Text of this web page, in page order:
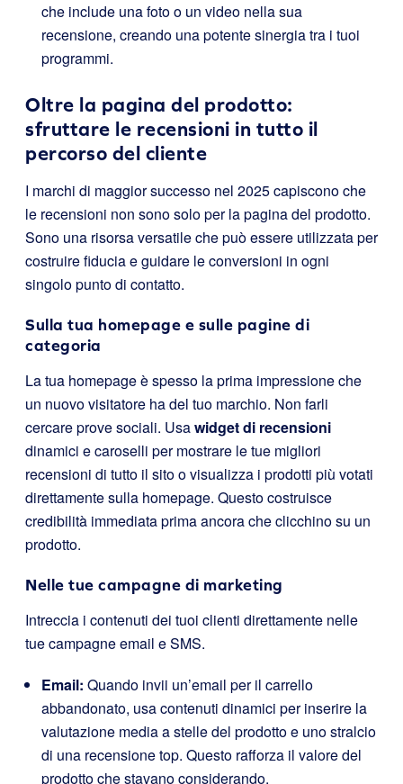
che include una foto o un video nella sua
recensione, creando una potente sinergia tra i tuoi
programmi.
Oltre la pagina del prodotto:
sfruttare le recensioni in tutto il
percorso del cliente
I marchi di maggior successo nel 2025 capiscono che
le recensioni non sono solo per la pagina del prodotto.
Sono una risorsa versatile che può essere utilizzata per
costruire fiducia e guidare le conversioni in ogni
singolo punto di contatto.
Sulla tua homepage e sulle pagine di
categoria
La tua homepage è spesso la prima impressione che
un nuovo visitatore ha del tuo marchio. Non farli
cercare prove sociali. Usawidget di recensioni
dinamici e caroselli per mostrare le tue migliori
recensioni di tutto il sito o visualizza i prodotti più votati
direttamente sulla homepage. Questo costruisce
credibilità immediata prima ancora che clicchino su un
prodotto.
Nelle tue campagne di marketing
Intreccia i contenuti dei tuoi clienti direttamente nelle
tue campagne email e SMS.
Email: Quando invii un’email per il carrello
abbandonato, usa contenuti dinamici per inserire la
valutazione media a stelle del prodotto e uno stralcio
di una recensione top. Questo rafforza il valore del
prodotto che stavano considerando.